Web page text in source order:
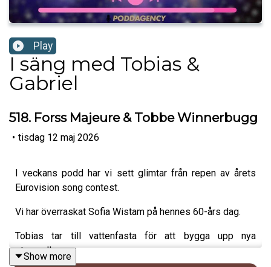
Play
I säng med Tobias &
Gabriel
518. Forss Majeure & Tobbe Winnerbugg
• tisdag 12 maj 2026
I veckans podd har vi sett glimtar från repen av årets
Eurovision song contest.
Vi har överraskat Sofia Wistam på hennes 60-års dag.
Tobias tar till vattenfasta för att bygga upp nya
stamceller.
Show more